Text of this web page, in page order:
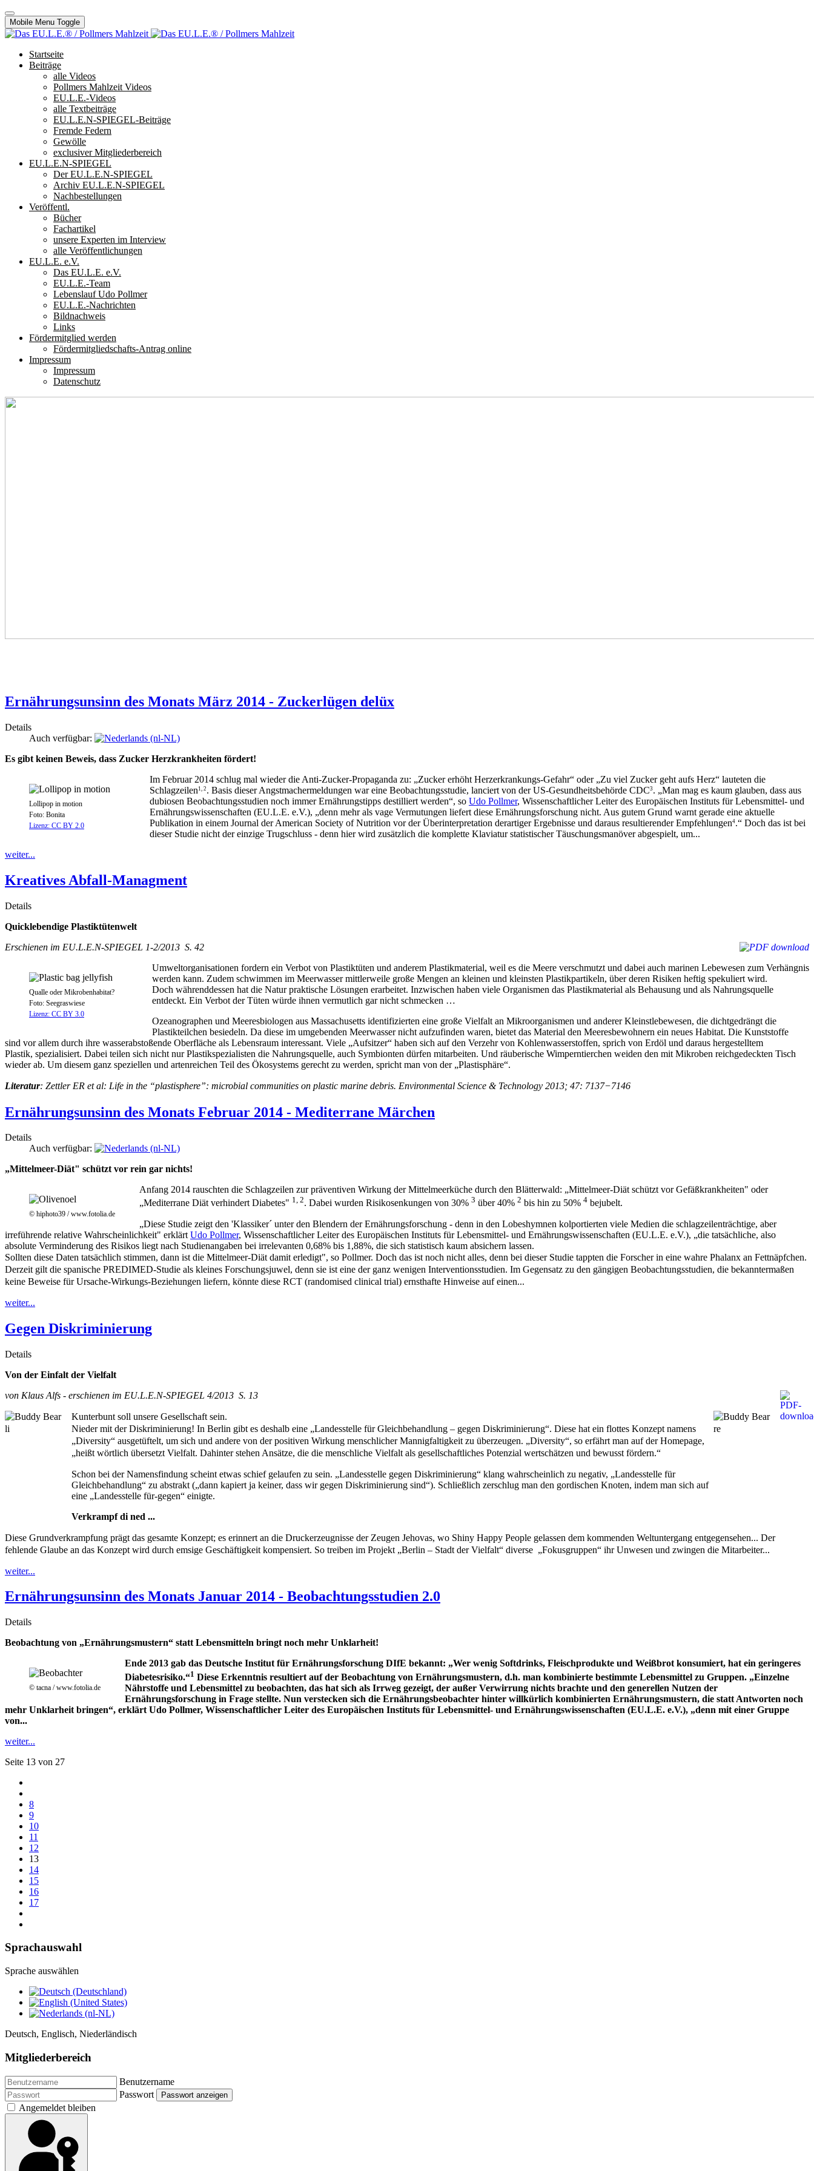
Mobile Menu Toggle
Startseite
Beiträge
alle Videos
Pollmers Mahlzeit Videos
EU.L.E.-Videos
alle Textbeiträge
EU.L.E.N-SPIEGEL-Beiträge
Fremde Federn
Gewölle
exclusiver Mitgliederbereich
EU.L.E.N-SPIEGEL
Der EU.L.E.N-SPIEGEL
Archiv EU.L.E.N-SPIEGEL
Nachbestellungen
Veröffentl.
Bücher
Fachartikel
unsere Experten im Interview
alle Veröffentlichungen
EU.L.E. e.V.
Das EU.L.E. e.V.
EU.L.E.-Team
Lebenslauf Udo Pollmer
EU.L.E.-Nachrichten
Bildnachweis
Links
Fördermitglied werden
Fördermitgliedschafts-Antrag online
Impressum
Impressum
Datenschutz
Ernährungsunsinn des Monats März 2014 - Zuckerlügen delüx
Details
Auch verfügbar:
Es gibt keinen Beweis, dass Zucker Herzkrankheiten fördert!
Lollipop in motion
Foto: Bonita
Lizenz: CC BY 2.0
Im Februar 2014 schlug mal wieder die Anti-Zucker-Propaganda zu: „Zucker erhöht Herzerkrankungs-Gefahr“ oder „Zu viel Zucker geht aufs Herz“ lauteten die
Schlagzeilen 1, 2 . Basis dieser Angstmachermeldungen war eine Beobachtungsstudie, lanciert von der US-Gesundheitsbehörde CDC3 . „Man mag es kaum glauben, dass aus
dubiosen Beobachtungsstudien noch immer Ernährungstipps destilliert werden“, so Udo Pollmer, Wissenschaftlicher Leiter des Europäischen Instituts für Lebensmittel- und
Ernährungswissenschaften (EU.L.E. e.V.), „denn mehr als vage Vermutungen liefert diese Ernährungsforschung nicht. Aus gutem Grund warnt gerade eine aktuelle
Publikation in einem Journal der American Society of Nutrition vor der Überinterpretation derartiger Ergebnisse und daraus resultierender Empfehlungen4.“ Doch das ist bei
dieser Studie nicht der einzige Trugschluss - denn hier wird zusätzlich die komplette Klaviatur statistischer Täuschungsmanöver abgespielt, um...
weiter...
Kreatives Abfall-Managment
Details
Quicklebendige Plastiktütenwelt
Erschienen im EU.L.E.N-SPIEGEL 1-2/2013 S. 42
Qualle oder Mikrobenhabitat?
Foto: Seegraswiese
Lizenz: CC BY 3.0
Umweltorganisationen fordern ein Verbot von Plastiktüten und anderem Plastikmaterial, weil es die Meere verschmutzt und dabei auch marinen Lebewesen zum Verhängnis
werden kann. Zudem schwimmen im Meerwasser mittlerweile große Mengen an kleinen und kleinsten Plastikpartikeln, über deren Risiken heftig spekuliert wird.
Doch währenddessen hat die Natur praktische Lösungen erarbeitet. Inzwischen haben viele Organismen das Plastikmaterial als Behausung und als Nahrungsquelle
entdeckt. Ein Verbot der Tüten würde ihnen vermutlich gar nicht schmecken …
Ozeanographen und Meeresbiologen aus Massachusetts identifizierten eine große Vielfalt an Mikroorganismen und anderer Kleinstlebewesen, die dichtgedrängt die
Plastikteilchen besiedeln. Da diese im umgebenden Meerwasser nicht aufzufinden waren, bietet das Material den Meeresbewohnern ein neues Habitat. Die Kunststoffe
sind vor allem durch ihre wasserabstoßende Oberfläche als Lebensraum interessant. Viele „Aufsitzer“ haben sich auf den Verzehr von Kohlenwasserstoffen, sprich von Erdöl und daraus hergestelltem
Plastik, spezialisiert. Dabei teilen sich nicht nur Plastikspezialisten die Nahrungsquelle, auch Symbionten dürfen mitarbeiten. Und räuberische Wimperntierchen weiden den mit Mikroben reichgedeckten Tisch
wieder ab. Um diesem ganz speziellen und artenreichen Teil des Ökosystems gerecht zu werden, spricht man von der „Plastisphäre“.
Literatur: Zettler ER et al: Life in the “plastisphere”: microbial communities on plastic marine debris. Environmental Science & Technology 2013; 47: 7137−7146
Ernährungsunsinn des Monats Februar 2014 - Mediterrane Märchen
Details
Auch verfügbar:
„Mittelmeer-Diät" schützt vor rein gar nichts!
© hiphoto39 / www.fotolia.de
Anfang 2014 rauschten die Schlagzeilen zur präventiven Wirkung der Mittelmeerküche durch den Blätterwald: „Mittelmeer-Diät schützt vor Gefäßkrankheiten" oder
„Mediterrane Diät verhindert Diabetes" 1, 2. Dabei wurden Risikosenkungen von 30% 3 über 40% 2 bis hin zu 50% 4 bejubelt.
„Diese Studie zeigt den 'Klassiker´ unter den Blendern der Ernährungsforschung - denn in den Lobeshymnen kolportierten viele Medien die schlagzeilenträchtige, aber
irreführende relative Wahrscheinlichkeit" erklärt Udo Pollmer, Wissenschaftlicher Leiter des Europäischen Instituts für Lebensmittel- und Ernährungswissenschaften (EU.L.E. e.V.), „die tatsächliche, also
absolute Verminderung des Risikos liegt nach Studienangaben bei irrelevanten 0,68% bis 1,88%, die sich statistisch kaum absichern lassen.
Sollten diese Daten tatsächlich stimmen, dann ist die Mittelmeer-Diät damit erledigt", so Pollmer. Doch das ist noch nicht alles, denn bei dieser Studie tappten die Forscher in eine wahre Phalanx an Fettnäpfchen.
Derzeit gilt die spanische PREDIMED-Studie als kleines Forschungsjuwel, denn sie ist eine der ganz wenigen Interventionsstudien. Im Gegensatz zu den gängigen Beobachtungsstudien, die bekanntermaßen
keine Beweise für Ursache-Wirkungs-Beziehungen liefern, könnte diese RCT (randomised clinical trial) ernsthafte Hinweise auf einen...
weiter...
Gegen Diskriminierung
Details
Von der Einfalt der Vielfalt
von Klaus Alfs - erschienen im EU.L.E.N-SPIEGEL 4/2013 S. 13
Kunterbunt soll unsere Gesellschaft sein.
Nieder mit der Diskriminierung! In Berlin gibt es deshalb eine „Landesstelle für Gleichbehandlung – gegen Diskriminierung“. Diese hat ein flottes Konzept namens
„Diversity“ ausgetüftelt, um sich und andere von der positiven Wirkung menschlicher Mannigfaltigkeit zu überzeugen. „Diversity“, so erfährt man auf der Homepage,
„heißt wörtlich übersetzt Vielfalt. Dahinter stehen Ansätze, die die menschliche Vielfalt als gesellschaftliches Potenzial wertschätzen und bewusst fördern.“
Schon bei der Namensfindung scheint etwas schief gelaufen zu sein. „Landesstelle gegen Diskriminierung“ klang wahrscheinlich zu negativ, „Landesstelle für
Gleichbehandlung“ zu abstrakt („dann kapiert ja keiner, dass wir gegen Diskriminierung sind“). Schließlich zerschlug man den gordischen Knoten, indem man sich auf
eine „Landesstelle für-gegen“ einigte.
Verkrampf di ned ...
Diese Grundverkrampfung prägt das gesamte Konzept; es erinnert an die Druckerzeugnisse der Zeugen Jehovas, wo Shiny Happy People gelassen dem kommenden Weltuntergang entgegensehen... Der
fehlende Glaube an das Konzept wird durch emsige Geschäftigkeit kompensiert. So treiben im Projekt „Berlin – Stadt der Vielfalt“ diverse „Fokusgruppen“ ihr Unwesen und zwingen die Mitarbeiter...
weiter...
Ernährungsunsinn des Monats Januar 2014 - Beobachtungsstudien 2.0
Details
Beobachtung von „Ernährungsmustern“ statt Lebensmitteln bringt noch mehr Unklarheit!
© tacna / www.fotolia.de
Ende 2013 gab das Deutsche Institut für Ernährungsforschung DIfE bekannt: „Wer wenig Softdrinks, Fleischprodukte und Weißbrot konsumiert, hat ein geringeres
Diabetesrisiko.“1 Diese Erkenntnis resultiert auf der Beobachtung von Ernährungsmustern, d.h. man kombinierte bestimmte Lebensmittel zu Gruppen. „Einzelne
Nährstoffe und Lebensmittel zu beobachten, das hat sich als Irrweg gezeigt, der außer Verwirrung nichts brachte und den generellen Nutzen der
Ernährungsforschung in Frage stellte. Nun verstecken sich die Ernährungsbeobachter hinter willkürlich kombinierten Ernährungsmustern, die statt Antworten noch
mehr Unklarheit bringen“, erklärt Udo Pollmer, Wissenschaftlicher Leiter des Europäischen Instituts für Lebensmittel- und Ernährungswissenschaften (EU.L.E. e.V.), „denn mit einer Gruppe
von...
weiter...
Seite 13 von 27
8
9
10
11
12
13
14
15
16
17
Sprachauswahl
Sprache auswählen
Deutsch, Englisch, Niederländisch
Mitgliederbereich
Benutzername
Passwort
Passwort anzeigen
Angemeldet bleiben